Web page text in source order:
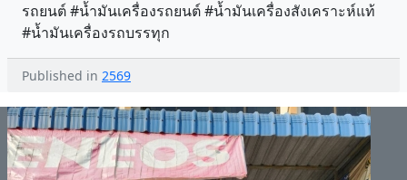
รถยนต์ #น้ำมันเครื่องรถยนต์ #น้ำมันเครื่องสังเคราะห์แท้
#น้ำมันเครื่องรถบรรทุก
Published in 2569